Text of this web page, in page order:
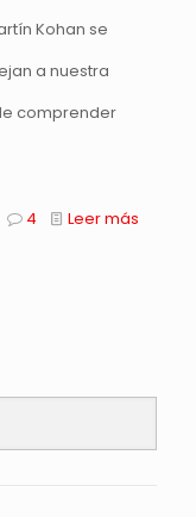
Kohan se
a nuestra
comprender
4 Leer más